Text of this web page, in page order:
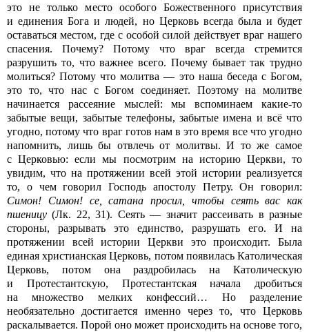
это не только место особого Божественного присутствия
и единения Бога и людей, но Церковь всегда была и будет
оставаться местом, где с особой силой действует враг нашего
спасения. Почему? Потому что враг всегда стремится
разрушить то, что важнее всего. Почему бывает так трудно
молиться? Потому что молитва — это наша беседа с Богом,
это то, что нас с Богом соединяет. Поэтому на молитве
начинается рассеяние мыслей: мы вспоминаем какие-то
забытые вещи, забытые телефоны, забытые имена и всё что
угодно, потому что враг готов нам в это время все что угодно
напомнить, лишь бы отвлечь от молитвы. И то же самое
с Церковью: если мы посмотрим на историю Церкви, то
увидим, что на протяжении всей этой истории реализуется
то, о чем говорил Господь апостолу Петру. Он говорил:
Симон! Симон! се, сатана просил, чтобы сеять вас как
пшеницу(Лк. 22, 31). Сеять — значит рассеивать в разные
стороны, разрывать это единство, разрушать его. И на
протяжении всей истории Церкви это происходит. Была
единая христианская Церковь, потом появилась Католическая
Церковь, потом она раздробилась на Католическую
и Протестантскую, Протестантская начала дробиться
на множество мелких конфессий… Но разделение
необязательно достигается именно через то, что Церковь
раскалывается. Порой оно может происходить на основе того,